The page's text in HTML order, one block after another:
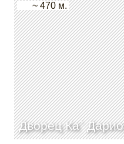
Дворец Ка` Дарио
~ 470 м.